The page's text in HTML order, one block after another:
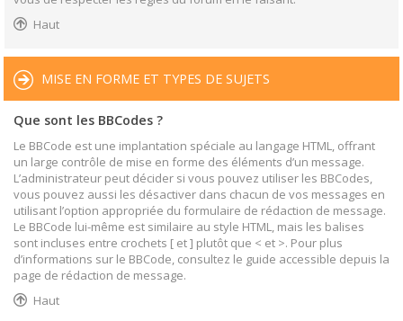
Haut
MISE EN FORME ET TYPES DE SUJETS
Que sont les BBCodes ?
Le BBCode est une implantation spéciale au langage HTML, offrant
un large contrôle de mise en forme des éléments d’un message.
L’administrateur peut décider si vous pouvez utiliser les BBCodes,
vous pouvez aussi les désactiver dans chacun de vos messages en
utilisant l’option appropriée du formulaire de rédaction de message.
Le BBCode lui-même est similaire au style HTML, mais les balises
sont incluses entre crochets [ et ] plutôt que < et >. Pour plus
d’informations sur le BBCode, consultez le guide accessible depuis la
page de rédaction de message.
Haut